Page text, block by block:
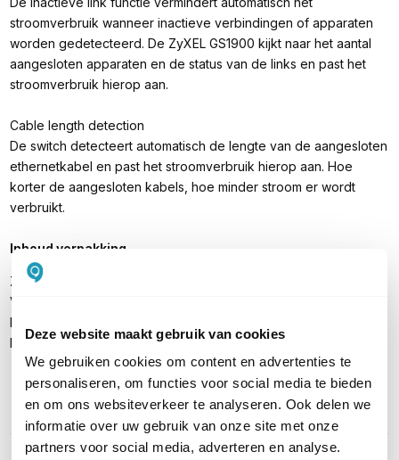
Deze website maakt gebruik van cookies
We gebruiken cookies om content en advertenties te
personaliseren, om functies voor social media te bieden
en om ons websiteverkeer te analyseren. Ook delen we
informatie over uw gebruik van onze site met onze
partners voor social media, adverteren en analyse.
stroomverbruik wanneer inactieve verbindingen of apparaten
worden gedetecteerd. De ZyXEL GS1900 kijkt naar het aantal
aangesloten apparaten en de status van de links en past het
stroomverbruik hierop aan.
Cable length detection
De switch detecteert automatisch de lengte van de aangesloten
ethernetkabel en past het stroomverbruik hierop aan. Hoe
korter de aangesloten kabels, hoe minder stroom er wordt
verbruikt.
Inhoud verpakking
Zyxel GS1900-8
Voedingsadapter
Muurbevestigingskit
Handleiding
PRODUCT DETAILS
Merk Zyxel